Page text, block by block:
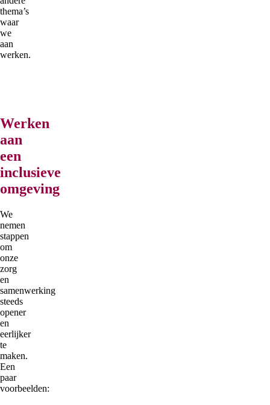
thema’s
waar
we
aan
werken.
Werken
aan
een
inclusieve
omgeving
We
nemen
stappen
om
onze
zorg
en
samenwerking
steeds
opener
en
eerlijker
te
maken.
Een
paar
voorbeelden: